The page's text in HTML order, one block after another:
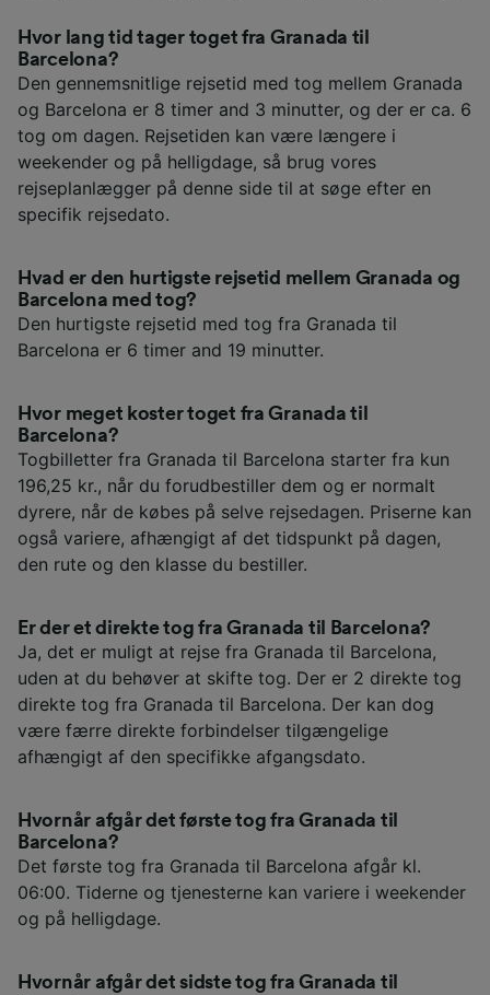
Hvor lang tid tager toget fra Granada til
Barcelona?
Den gennemsnitlige rejsetid med tog mellem Granada
og Barcelona er 8 timer and 3 minutter, og der er ca. 6
tog om dagen. Rejsetiden kan være længere i
weekender og på helligdage, så brug vores
rejseplanlægger på denne side til at søge efter en
specifik rejsedato.
Hvad er den hurtigste rejsetid mellem Granada og
Barcelona med tog?
Den hurtigste rejsetid med tog fra Granada til
Barcelona er 6 timer and 19 minutter.
Hvor meget koster toget fra Granada til
Barcelona?
Togbilletter fra Granada til Barcelona starter fra kun
196,25 kr., når du forudbestiller dem og er normalt
dyrere, når de købes på selve rejsedagen. Priserne kan
også variere, afhængigt af det tidspunkt på dagen,
den rute og den klasse du bestiller.
Er der et direkte tog fra Granada til Barcelona?
Ja, det er muligt at rejse fra Granada til Barcelona,
uden at du behøver at skifte tog. Der er 2 direkte tog
direkte tog fra Granada til Barcelona. Der kan dog
være færre direkte forbindelser tilgængelige
afhængigt af den specifikke afgangsdato.
Hvornår afgår det første tog fra Granada til
Barcelona?
Det første tog fra Granada til Barcelona afgår kl.
06:00. Tiderne og tjenesterne kan variere i weekender
og på helligdage.
Hvornår afgår det sidste tog fra Granada til